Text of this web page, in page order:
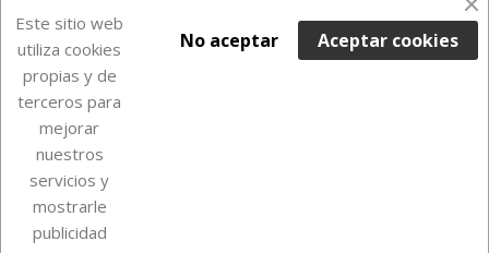

Este sitio web
utiliza cookies
propias y de
terceros para
mejorar
nuestros
servicios y
mostrarle
publicidad
Aceptar cookies
No aceptar